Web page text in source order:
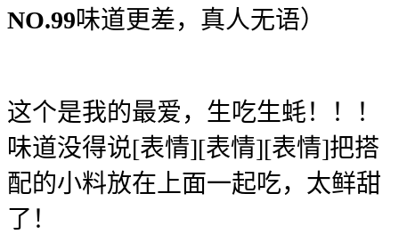
NO.99味道更差，真人无语）
这个是我的最爱，生吃生蚝！！！
味道没得说[表情][表情][表情]把搭
配的小料放在上面一起吃，太鲜甜
了！